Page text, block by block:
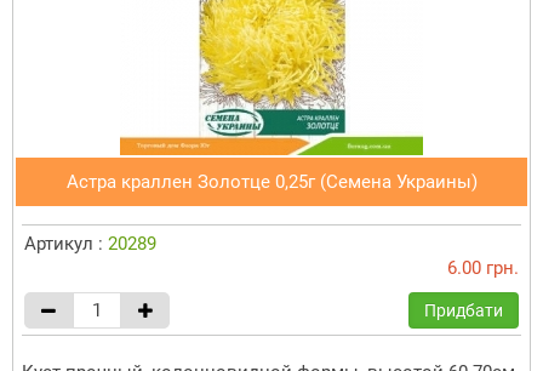
Астра краллен Золотце 0,25г (Семена Украины)
Артикул : 20289
6.00 грн.
Придбати